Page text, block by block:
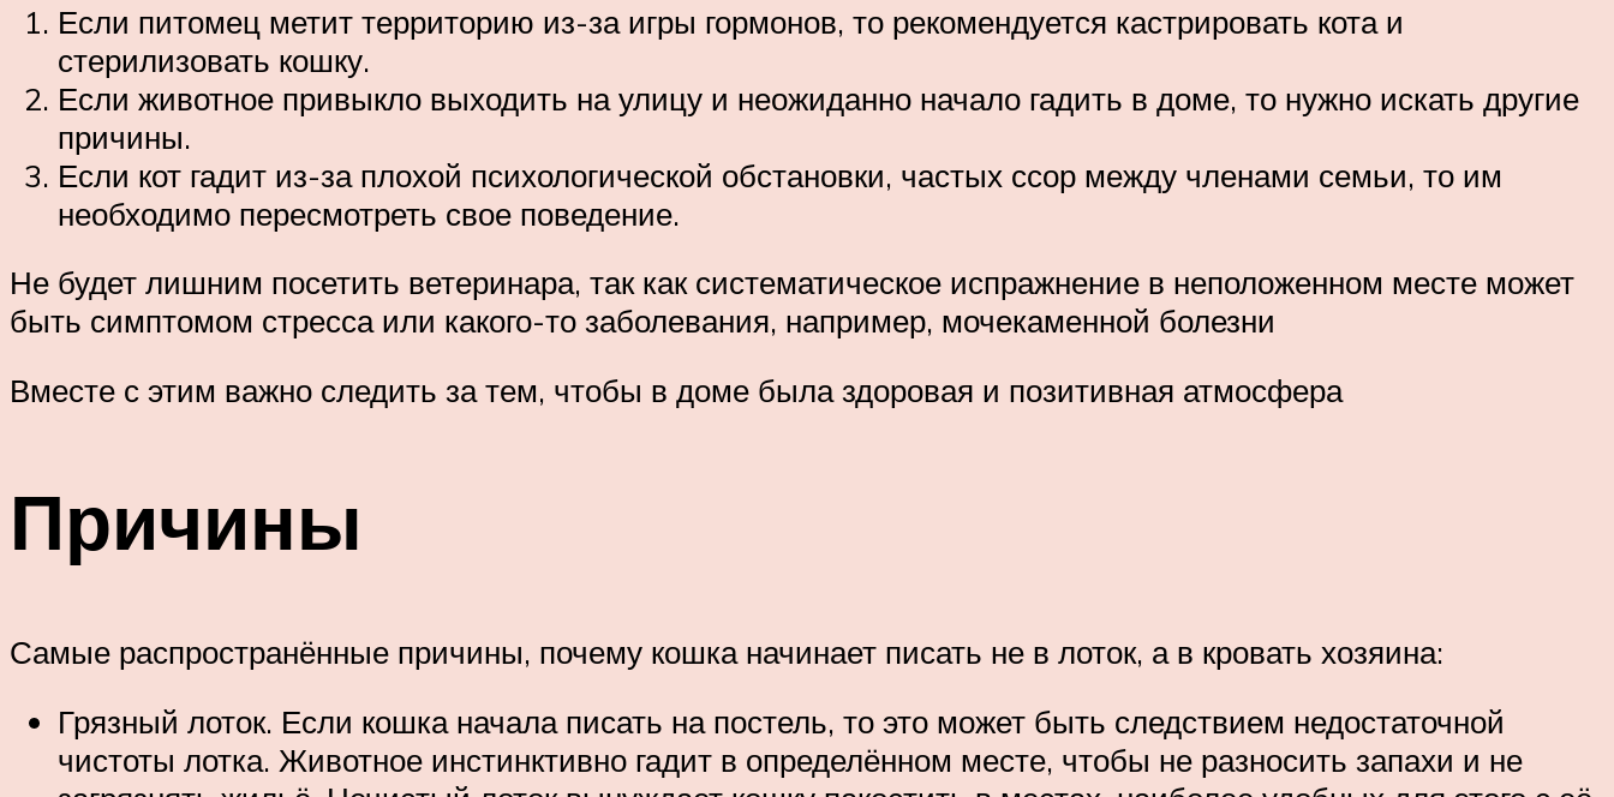
Если питомец метит территорию из-за игры гормонов, то рекомендуется кастрировать кота и
стерилизовать кошку.
Если животное привыкло выходить на улицу и неожиданно начало гадить в доме, то нужно искать другие
причины.
Если кот гадит из-за плохой психологической обстановки, частых ссор между членами семьи, то им
необходимо пересмотреть свое поведение.
Не будет лишним посетить ветеринара, так как систематическое испражнение в неположенном месте может
быть симптомом стресса или какого-то заболевания, например, мочекаменной болезни
Вместе с этим важно следить за тем, чтобы в доме была здоровая и позитивная атмосфера
Причины
Самые распространённые причины, почему кошка начинает писать не в лоток, а в кровать хозяина:
Грязный лоток. Если кошка начала писать на постель, то это может быть следствием недостаточной
чистоты лотка. Животное инстинктивно гадит в определённом месте, чтобы не разносить запахи и не